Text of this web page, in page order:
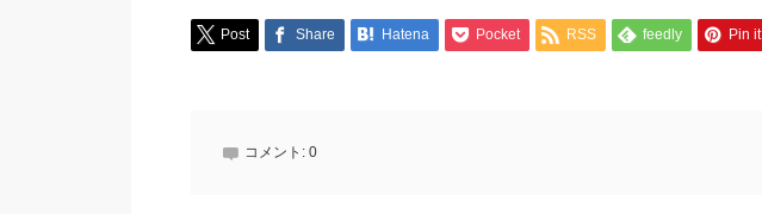
Post Share Hatena Pocket RSS feedly Pin it
コメント: 0